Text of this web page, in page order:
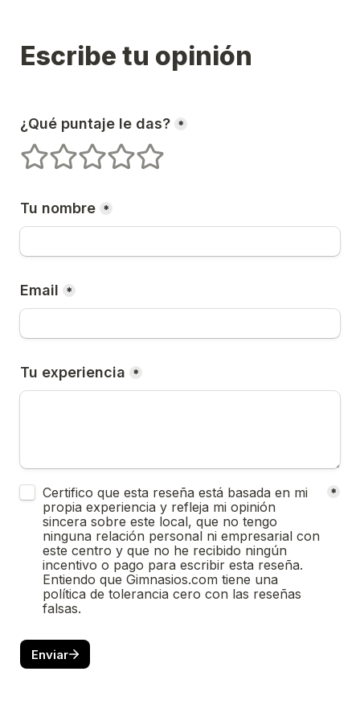
Escribe tu opinión
¿Qué puntaje le das? *
1 estrellas2 estrellas
3 estrellas
4 estrellas5 estrellas
Tu nombre *
Email *
Tu experiencia *
Untitled checkboxes field
Certifico que esta reseña está basada en mi
propia experiencia y refleja mi opinión
sincera sobre este local, que no tengo
ninguna relación personal ni empresarial con
este centro y que no he recibido ningún
incentivo o pago para escribir esta reseña.
Entiendo que Gimnasios.com tiene una
política de tolerancia cero con las reseñas
falsas.
*
Enviar